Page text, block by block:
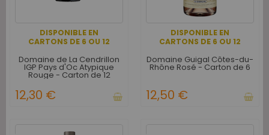
DISPONIBLE EN
CARTONS DE 6 OU 12
Domaine de La Cendrillon
IGP Pays d'Oc Atypique
Rouge - Carton de 12
12,30 €
DISPONIBLE EN
CARTONS DE 6 OU 12
Domaine Guigal Côtes-du-
Rhône Rosé - Carton de 6
12,50 €